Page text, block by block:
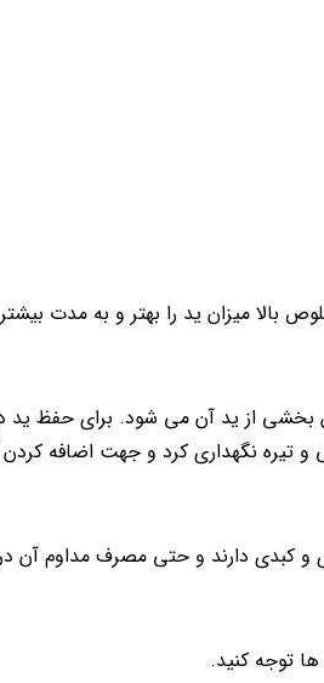
بالا میزان ید را بهتر و به مدت
از ید آن می شود. برای حفظ ید
تیره نگهداری کرد و جهت اضافه کردن
کبدی دارند و حتی مصرف مداوم آن در
توجه کنید.